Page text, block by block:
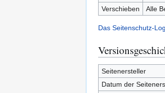
Verschieben
Alle
Das Seitenschutz-
Seitenersteller
Datum der